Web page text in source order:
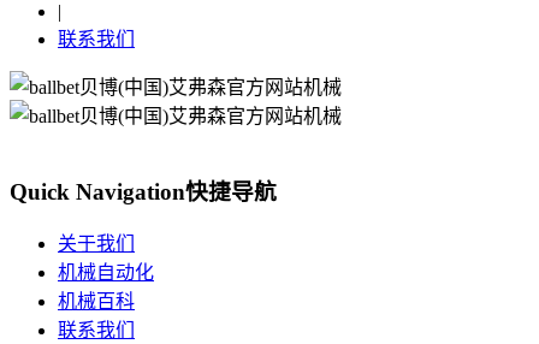
|
联系我们
Quick Navigation快捷导航
关于我们
机械自动化
机械百科
联系我们